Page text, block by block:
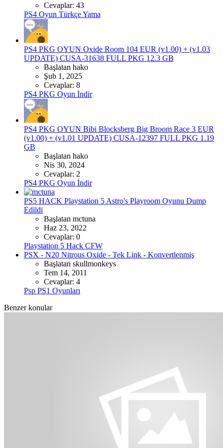
Cevaplar: 43
PS4 Oyun Türkçe Yama
PS4 PKG OYUN Oxide Room 104 EUR (v1.00) + (v1.03
UPDATE) CUSA-31638 FULL PKG 12.3 GB
Başlatan hako
Şub 1, 2025
Cevaplar: 8
PS4 PKG Oyun İndir
PS4 PKG OYUN Bibi Blocksberg Big Broom Race 3 EUR
(v1.00) + (v1.01 UPDATE) CUSA-12397 FULL PKG 1.19
GB
Başlatan hako
Nis 30, 2024
Cevaplar: 2
PS4 PKG Oyun İndir
PS5 HACK Playstation 5 Astro's Playroom Oyunu Dump
Edildi
Başlatan mctuna
Haz 23, 2022
Cevaplar: 0
Playstation 5 Hack CFW
PSX - N20 Nitrous Oxide - Tek Link - Konvertlenmiş
Başlatan skullmonkeys
Tem 14, 2011
Cevaplar: 4
Psp PS1 Oyunları
Benzer konular